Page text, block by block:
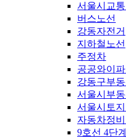
서울시교
버스노선
강동자전거
지하철노선
주정차
공공와이파
강동구부
서울시부
서울시토
자동차정
9호선 4단